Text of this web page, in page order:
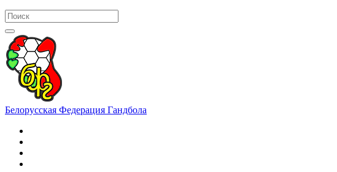
Белорусская Федерация Гандбола